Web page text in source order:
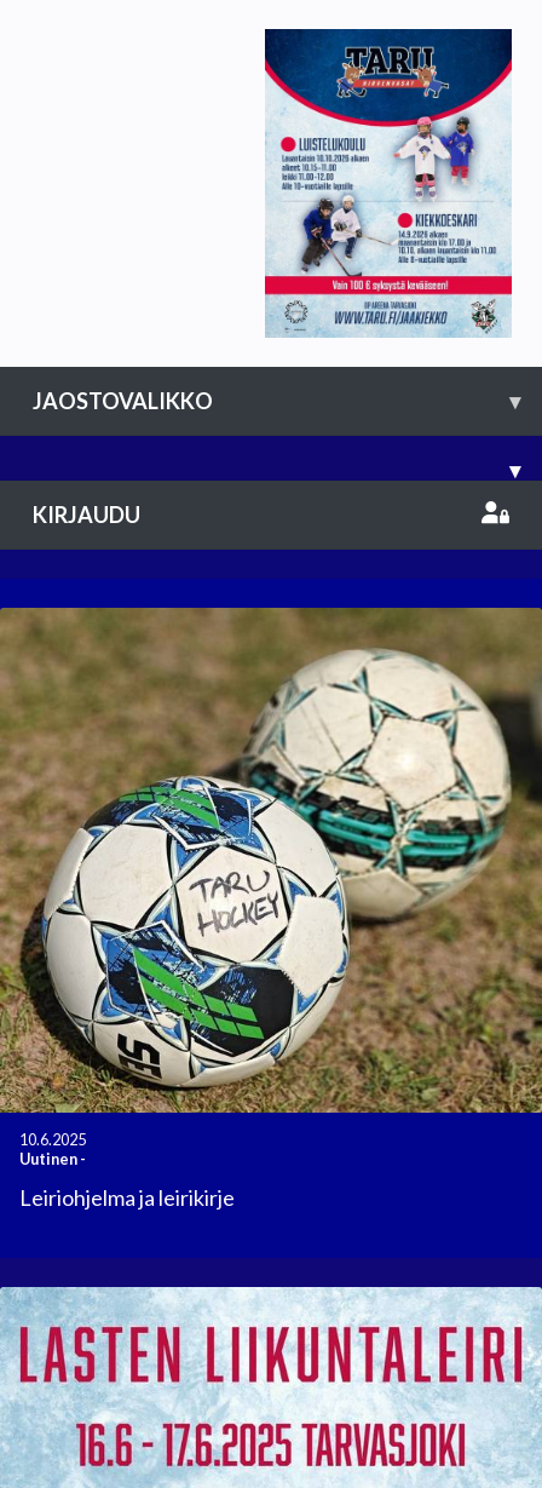
JAOSTOVALIKKO ▾
▾
KIRJAUDU
10.6.2025
Uutinen-
Leiriohjelma ja leirikirje